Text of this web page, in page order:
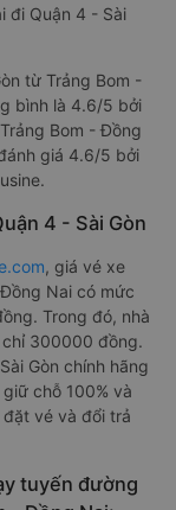
đi Quận 4 - Sài
từ Trảng Bom -
bình là 4.6/5 bởi
Bom - Đồng
giá 4.6/5 bởi
4 - Sài Gòn
, giá vé xe
Nai có mức
Trong đó, nhà
chỉ 300000 đồng.
Gòn chính hãng
chỗ 100% và
vé và đổi trả
tuyến đường